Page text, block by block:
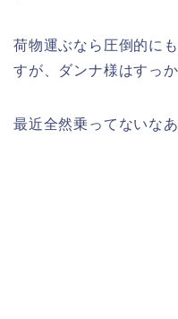
荷物運ぶなら圧倒的に
すが、ダンナ様はすっ
最近全然乗ってないなあ